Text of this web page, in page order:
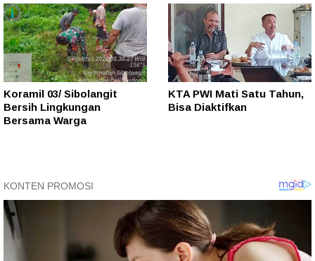
Koramil 03/ Sibolangit
Bersih Lingkungan
Bersama Warga
KTA PWI Mati Satu Tahun,
Bisa Diaktifkan